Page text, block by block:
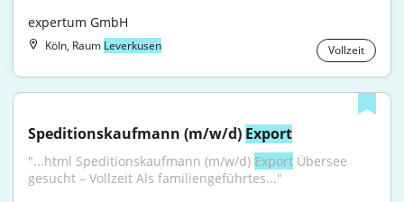
expertum GmbH
Köln, Raum Leverkusen Vollzeit
Speditionskaufmann (m/w/d) Export
"...html Speditionskaufmann (m/w/d) Export Übersee
gesucht – Vollzeit Als familiengeführtes..."